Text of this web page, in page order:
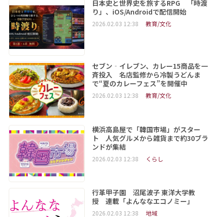
日本史と世界史を旅するRPG 「時渡
り」、iOS/Androidで配信開始
2026.02.03 12:38 教育/文化
セブン‐イレブン、カレー15商品を一
斉投入 名店監修から冷製うどんま
で“夏のカレーフェス”を開催中
2026.02.03 12:38 教育/文化
横浜高島屋で「韓国市場」がスター
ト 人気グルメから雑貨まで約30ブラ
ンドが集結
2026.02.03 12:38 くらし
行革甲子園 沼尾波子 東洋大学教
授 連載「よんななエコノミー」
2026.02.03 12:38 地域